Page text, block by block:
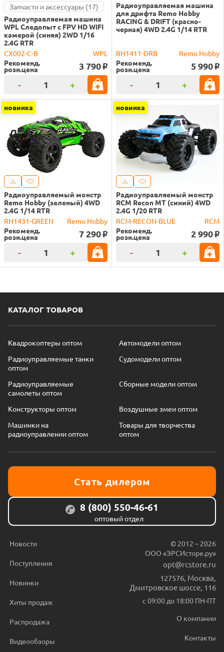
Запчасти и аксессуары (17)
Радиоуправляемая машина
WPL Следопыт с FPV HD WIFI
камерой (синяя) 2WD 1/16
2.4G RTR
CX002-C-B
WPL
Рекоменд.
розн.цена 3 790 o
- +
Радиоуправляемая машина
для дрифта Remo Hobby
RACING & DRIFT (красно-
черная) 4WD 2.4G 1/14 RTR
RH1411-DRB
Remo Hobby
Рекоменд.
розн.цена 5 990 o
- +
новинка
Радиоуправляемый монстр
Remo Hobby (зеленый) 4WD
2.4G 1/14 RTR
RH1431-GREEN
Remo Hobby
Рекоменд.
розн.цена 7 290 o
- +
новинка
Радиоуправляемый монстр
RCM Recon MT (синий) 4WD
2.4G 1/20 RTR
RCM-RECON-BLUE
RCM
Рекоменд.
розн.цена 2 990 o
- +
КАТАЛОГ ТОВАРОВ
Квадрокоптеры оптом
Автомодели оптом
Радиоуправляемые танки
оптом
Судомодели оптом
Радиоуправляемые
самолеты оптом
Сборные модели оптом
Конструкторы оптом
Воздушные змеи оптом
Машинки на
радиоуправлении оптом
Товары для творчества
оптом
Стать дилером
8 (800) 550-46-61
оптовый отдел
Новости
Поступления
Новинки
Хиты продаж
Распродажа
Видеообзоры
© 2012 – 2026
ООО «ЭРСИсторе.ру»
opt@rcstore.ru
127576 Москва
Дмитровское шоссе, 116
с 09:00 до 18:00 ПН-ПТ
О компании
Контакты